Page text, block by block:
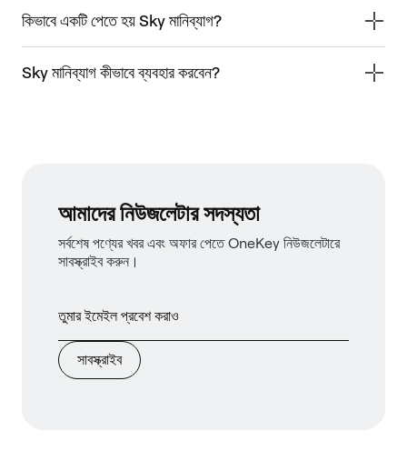
কিভাবে একটি পেতে হয় Sky মানিব্যাগ?
Sky মানিব্যাগ কীভাবে ব্যবহার করবেন?
আমাদের নিউজলেটার সদস্যতা
সর্বশেষ পণ্যের খবর এবং অফার পেতে OneKey নিউজলেটারে
সাবস্ক্রাইব করুন।
সাবস্ক্রাইব